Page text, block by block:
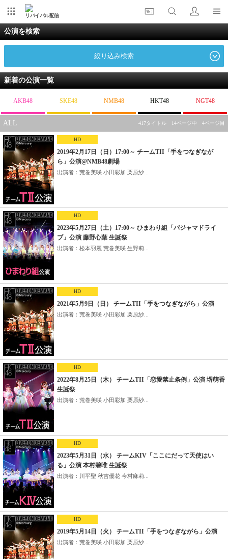
リバイバル配信
公演を検索
絞り込み検索
新着の公演一覧
AKB48 SKE48 NMB48 HKT48 NGT48
ALL 417タイトル 14ページ中 4ページ目
HD
2019年2月17日（日）17:00～ チームTII「手をつなぎなが
ら」公演@NMB48劇場
出演者：荒巻美咲 小田彩加 栗原紗...
HD
2023年5月27日（土）17:00～ ひまわり組「パジャマドライ
ブ」公演 藤野心葉 生誕祭
出演者：松本羽麗 荒巻美咲 生野莉...
HD
2021年5月9日（日） チームTII「手をつなぎながら」公演
出演者：荒巻美咲 小田彩加 栗原紗...
HD
2022年8月25日（木） チームTII「恋愛禁止条例」公演 堺萌香
生誕祭
出演者：荒巻美咲 小田彩加 栗原紗...
HD
2023年5月31日（水） チームKIV「ここにだって天使はい
る」公演 本村碧唯 生誕祭
出演者：川平聖 秋吉優花 今村麻莉...
HD
2019年5月14日（火） チームTII「手をつなぎながら」公演
出演者：荒巻美咲 小田彩加 栗原紗...